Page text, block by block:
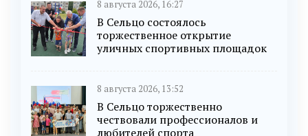
8 августа 2026, 16:27
В Сельцо состоялось
торжественное открытие
уличных спортивных площадок
8 августа 2026, 13:52
В Сельцо торжественно
чествовали профессионалов и
любителей спорта